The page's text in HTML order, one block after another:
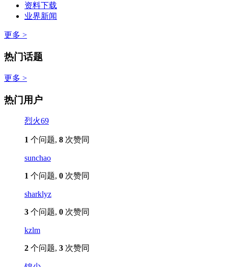
资料下载
业界新闻
更多 >
热门话题
更多 >
热门用户
烈火69
1 个问题, 8 次赞同
sunchao
1 个问题, 0 次赞同
sharklyz
3 个问题, 0 次赞同
kzlm
2 个问题, 3 次赞同